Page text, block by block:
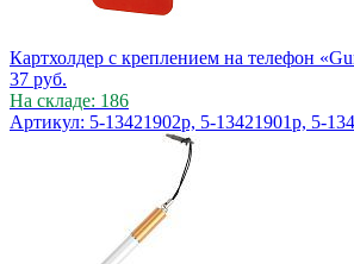
Картхолдер с креплением на телефон
37 руб.
На складе: 186
Артикул: 5-13421902p, 5-13421901p, 5-